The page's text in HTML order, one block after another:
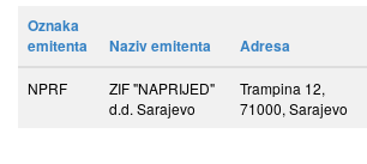
Oznaka
emitenta
Naziv emitenta Adresa
NPRF
ZIF "NAPRIJED"
d.d. Sarajevo
Trampina 12,
71000, Sarajevo